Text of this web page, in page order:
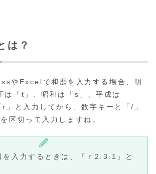
は？
やExcelで和歴を入力する場合、明
は「t」、昭和は「s」、平成は
r」と入力してから、数字キーと「/」
区切って入力しますね。
入力するときは、「ｒ2.3.1」と